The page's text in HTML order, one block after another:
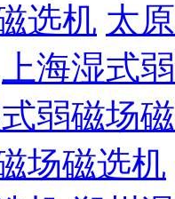
选机 太
上海湿式
弱磁场
场磁选机